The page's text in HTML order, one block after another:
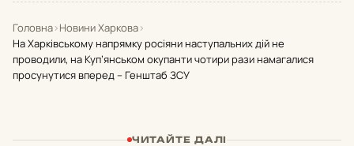
Головна›Новини Харкова›
На Харківському напрямку росіяни наступальних дій не
проводили, на Куп’янськом окупанти чотири рази намагалися
просунутися вперед – Генштаб ЗСУ
ЧИТАЙТЕ ДАЛІ